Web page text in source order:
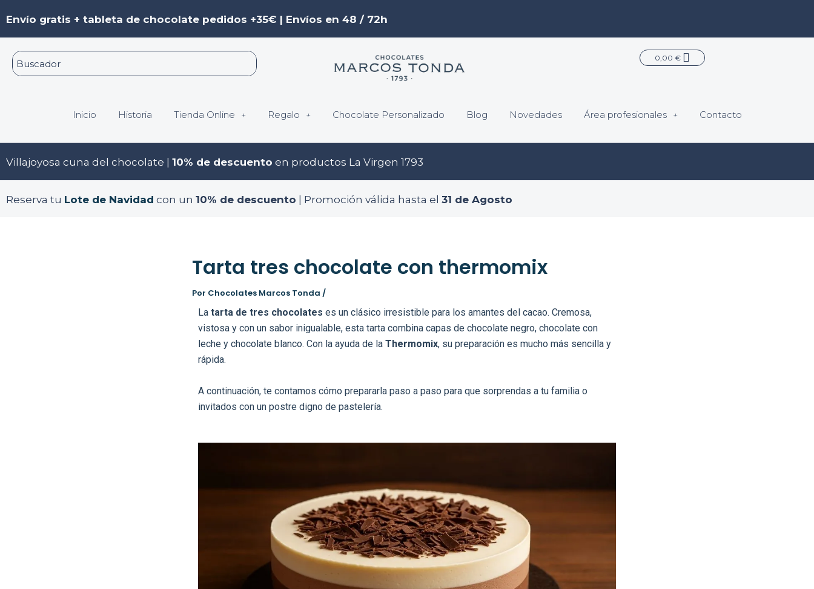
al
contenido
Envío gratis + tableta de chocolate pedidos +35€ | Envíos en 48 / 72h
0,00 € Carrito
Inicio Historia Tienda Online Regalo Chocolate Personalizado Blog Novedades Área profesionales Contacto
Villajoyosa cuna del chocolate | 10% de descuento en productos La Virgen 1793
Reserva tu Lote de Navidad con un 10% de descuento | Promoción válida hasta el 31 de Agosto
Tarta tres chocolate con thermomix
Por Chocolates Marcos Tonda /
La tarta de tres chocolates es un clásico irresistible para los amantes del cacao. Cremosa,
vistosa y con un sabor inigualable, esta tarta combina capas de chocolate negro, chocolate con
leche y chocolate blanco. Con la ayuda de la Thermomix, su preparación es mucho más sencilla y
rápida.
A continuación, te contamos cómo prepararla paso a paso para que sorprendas a tu familia o
invitados con un postre digno de pastelería.
de
entradas